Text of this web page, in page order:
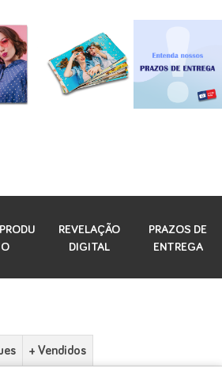
REVELAÇÃO
DIGITAL
PRAZOS DE
ENTREGA
+ Vendidos